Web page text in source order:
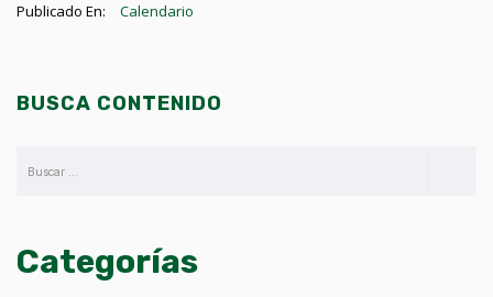
Publicado En: Calendario
BUSCA CONTENIDO
Categorías